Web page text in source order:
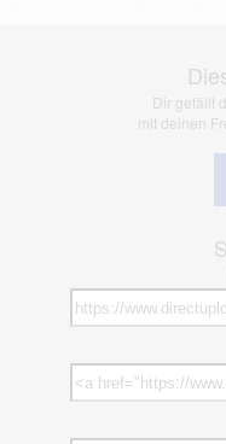
Dir gefällt
mit deinen